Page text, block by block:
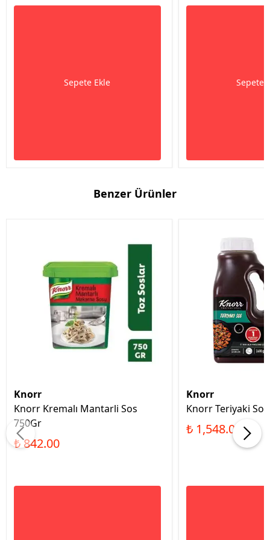
Sepete Ekle Sepete
Benzer Ürünler
Knorr
Knorr Kremalı Mantarli Sos
750Gr
₺ 842.00
Knorr
Knorr Teriyaki
₺ 1,548.00